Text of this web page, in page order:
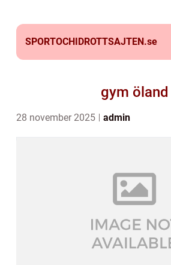
SPORTOCHIDROTTSAJTEN.se
gym öland
28 november 2025 admin